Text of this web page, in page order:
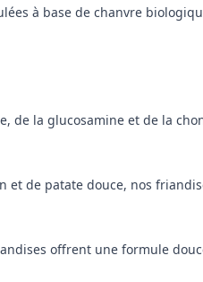
à base de chanvre
de la glucosamine et de la
et de patate douce, nos
offrent une formule